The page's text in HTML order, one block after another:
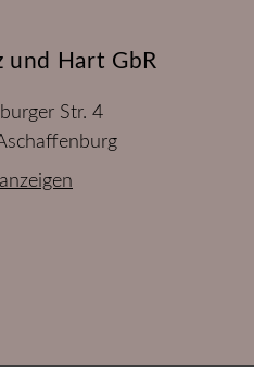
und Hart GbR
Str. 4